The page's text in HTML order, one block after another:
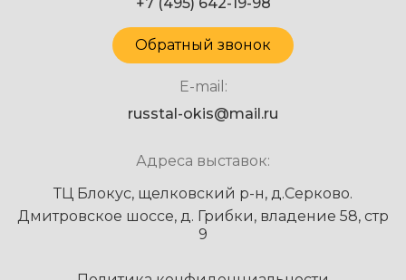
Обратный звонок
E-mail:
russtal-okis@mail.ru
Адреса выставок:
ТЦ Блокус, щелковский р-н, д.Серково.
Дмитровское шоссе, д. Грибки, владение 58, стр
9